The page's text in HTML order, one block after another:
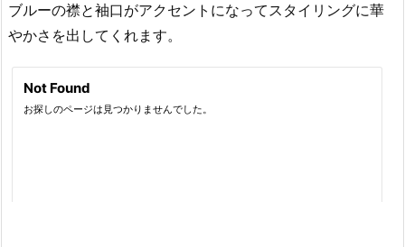
ブルーの襟と袖口がアクセントになってスタイリングに華
やかさを出してくれます。